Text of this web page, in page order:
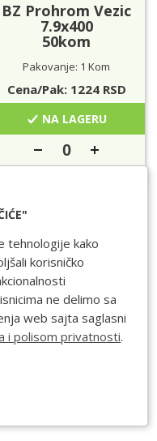
BZ Prohrom Vezic
7.9x400
50kom
Pakovanje: 1 Kom
Cena/Pak: 1224RSD
NA LAGERU
tehnologije kako
korisničko
ne delimo sa
web sajta saglasni
i polisom privatnosti.